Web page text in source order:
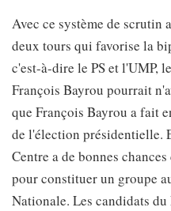
Avec ce système de scrutin
deux tours qui favorise la
c'est-à-dire le PS et l'UMP,
François Bayrou pourrait
que François Bayrou a fait
de l'élection présidentielle.
Centre a de bonnes
pour constituer un groupe
Nationale. Les candidats du